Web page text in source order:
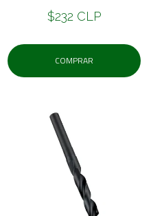
$232 CLP
COMPRAR